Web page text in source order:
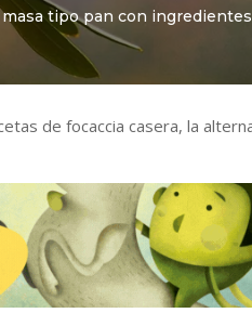
tipo pan con
de focaccia casera, la